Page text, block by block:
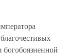
богобоязненной